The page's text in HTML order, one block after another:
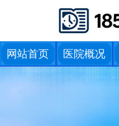
网站首页 医院概况